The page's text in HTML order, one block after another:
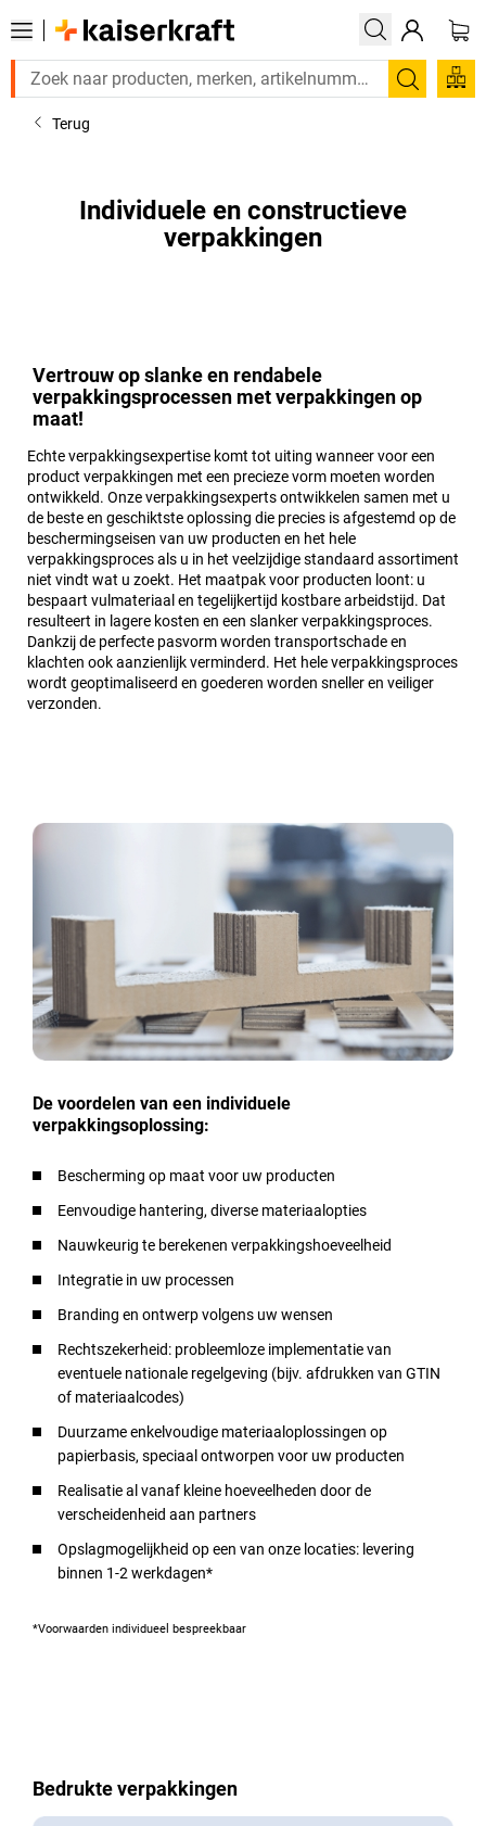
Zoeken
Terug
Individuele en constructieve
verpakkingen
Vertrouw op slanke en rendabele
verpakkingsprocessen met verpakkingen op
maat!
Echte verpakkingsexpertise komt tot uiting wanneer voor een
product verpakkingen met een precieze vorm moeten worden
ontwikkeld. Onze verpakkingsexperts ontwikkelen samen met u
de beste en geschiktste oplossing die precies is afgestemd op de
beschermingseisen van uw producten en het hele
verpakkingsproces als u in het veelzijdige standaard assortiment
niet vindt wat u zoekt. Het maatpak voor producten loont: u
bespaart vulmateriaal en tegelijkertijd kostbare arbeidstijd. Dat
resulteert in lagere kosten en een slanker verpakkingsproces.
Dankzij de perfecte pasvorm worden transportschade en
klachten ook aanzienlijk verminderd. Het hele verpakkingsproces
wordt geoptimaliseerd en goederen worden sneller en veiliger
verzonden.
De voordelen van een individuele
verpakkingsoplossing:
Bescherming op maat voor uw producten
Eenvoudige hantering, diverse materiaalopties
Nauwkeurig te berekenen verpakkingshoeveelheid
Integratie in uw processen
Branding en ontwerp volgens uw wensen
Rechtszekerheid: probleemloze implementatie van
eventuele nationale regelgeving (bijv. afdrukken van GTIN
of materiaalcodes)
Duurzame enkelvoudige materiaaloplossingen op
papierbasis, speciaal ontworpen voor uw producten
Realisatie al vanaf kleine hoeveelheden door de
verscheidenheid aan partners
Opslagmogelijkheid op een van onze locaties: levering
binnen 1-2 werkdagen*
*Voorwaarden individueel bespreekbaar
Bedrukte verpakkingen